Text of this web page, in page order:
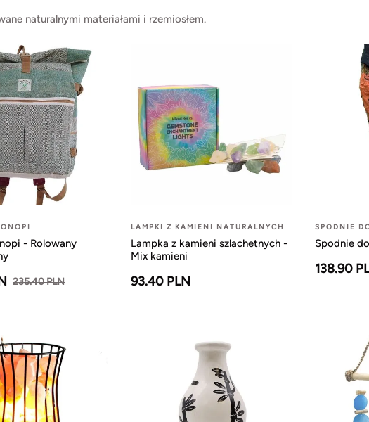
naturalnymi materiałami i rzemiosłem.
- Rolowany
235.40 PLN
LAMPKI Z KAMIENI NATURALNYCH
Lampka z kamieni szlachetnych -
Mix kamieni
93.40 PLN
SPODNIE
Spodnie
138.90